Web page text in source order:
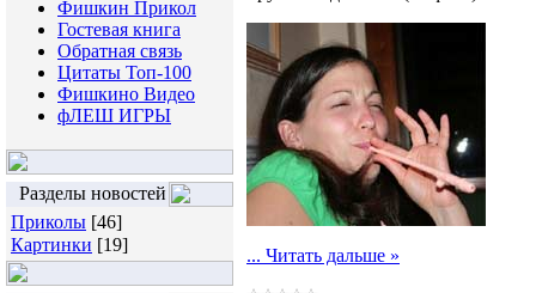
Фишкин Прикол
Гостевая книга
Обратная связь
Цитаты Топ-100
Фишкино Видео
фЛЕШ ИГРЫ
Разделы новостей
Приколы [46]
Картинки [19]
... Читать дальше »